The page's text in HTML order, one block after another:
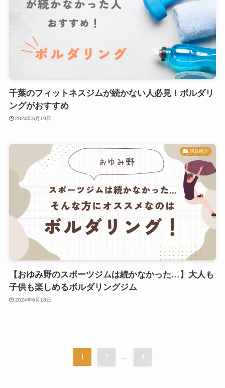
千葉のフィットネスジムが続かない人必見！ボルダリ
ングがおすすめ
2024年6月19日
飛鳥紹介
【おゆみ野のスポーツジムは続かなかった…】大人も
子供も楽しめるボルダリングジム
2024年6月18日
1 2 ... 4